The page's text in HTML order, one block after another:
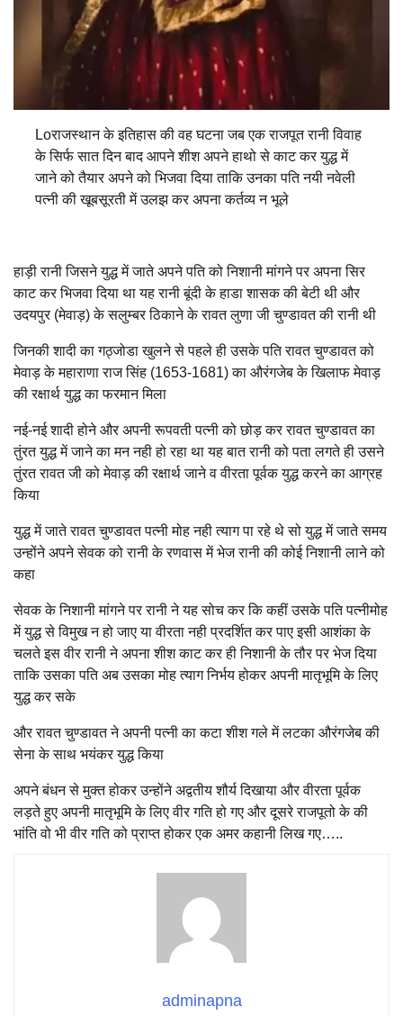
Loराजस्थान के इतिहास की वह घटना जब एक राजपूत रानी विवाह
के सिर्फ सात दिन बाद आपने शीश अपने हाथो से काट कर युद्ध में
जाने को तैयार अपने को भिजवा दिया ताकि उनका पति नयी नवेली
पत्नी की खूबसूरती में उलझ कर अपना कर्तव्य न भूले
हाड़ी रानी जिसने युद्ध में जाते अपने पति को निशानी मांगने पर अपना सिर
काट कर भिजवा दिया था यह रानी बूंदी के हाडा शासक की बेटी थी और
उदयपुर (मेवाड़) के सलुम्बर ठिकाने के रावत लुणा जी चुण्डावत की रानी थी
जिनकी शादी का गठ्जोडा खुलने से पहले ही उसके पति रावत चुण्डावत को
मेवाड़ के महाराणा राज सिंह (1653-1681) का औरंगजेब के खिलाफ मेवाड़
की रक्षार्थ युद्ध का फरमान मिला
नई-नई शादी होने और अपनी रूपवती पत्नी को छोड़ कर रावत चुण्डावत का
तुंरत युद्ध में जाने का मन नही हो रहा था यह बात रानी को पता लगते ही उसने
तुंरत रावत जी को मेवाड़ की रक्षार्थ जाने व वीरता पूर्वक युद्ध करने का आग्रह
किया
युद्ध में जाते रावत चुण्डावत पत्नी मोह नही त्याग पा रहे थे सो युद्ध में जाते समय
उन्होंने अपने सेवक को रानी के रणवास में भेज रानी की कोई निशानी लाने को
कहा
सेवक के निशानी मांगने पर रानी ने यह सोच कर कि कहीं उसके पति पत्नीमोह
में युद्ध से विमुख न हो जाए या वीरता नही प्रदर्शित कर पाए इसी आशंका के
चलते इस वीर रानी ने अपना शीश काट कर ही निशानी के तौर पर भेज दिया
ताकि उसका पति अब उसका मोह त्याग निर्भय होकर अपनी मातृभूमि के लिए
युद्ध कर सके
और रावत चुण्डावत ने अपनी पत्नी का कटा शीश गले में लटका औरंगजेब की
सेना के साथ भयंकर युद्ध किया
अपने बंधन से मुक्त होकर उन्होंने अद्वतीय शौर्य दिखाया और वीरता पूर्वक
लड़ते हुए अपनी मातृभूमि के लिए वीर गति हो गए और दूसरे राजपूतो के की
भांति वो भी वीर गति को प्राप्त होकर एक अमर कहानी लिख गए…..
adminapna